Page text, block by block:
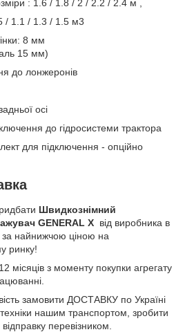
: 1.6 / 1.8 / 2 / 2.2 / 2.4 м ,
/ 1.1 / 1.3 / 1.5 м3
8 мм
15 мм)
до лонжеронів
осі
до гідросистеми трактора
для підключення - опційно
Швидкознімний
GENERAL X від виробника в
за найнижчою ціною на
ринку!
місяців з моменту покупки агрегату
замовити ДОСТАВКУ по Україні
нашим транспортом, зробити
перевізником.